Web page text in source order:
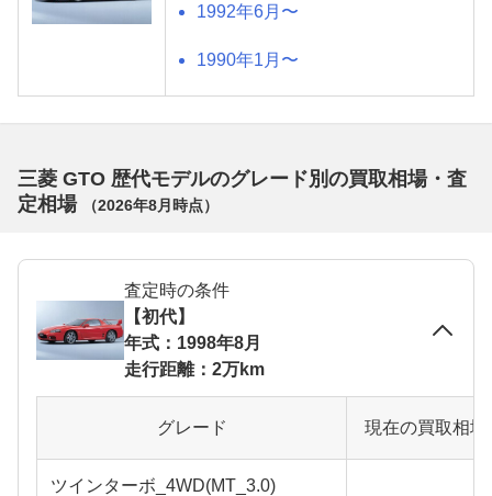
1992年6月〜
1990年1月〜
三菱 GTO 歴代モデルのグレード別の買取相場・査
定相場
（2026年8月 時点）
査定時の条件
【初代】
年式：1998年8月
走行距離：2万km
グレード 現在の買取相
ツインターボ_4WD(MT_3.0)